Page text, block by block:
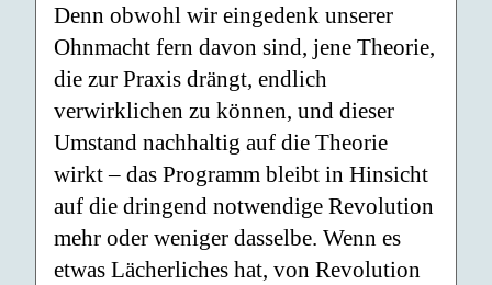
Denn obwohl wir eingedenk unserer
Ohnmacht fern davon sind, jene Theorie,
die zur Praxis drängt, endlich
verwirklichen zu können, und dieser
Umstand nachhaltig auf die Theorie
wirkt – das Programm bleibt in Hinsicht
auf die dringend notwendige Revolution
mehr oder weniger dasselbe. Wenn es
etwas Lächerliches hat, von Revolution